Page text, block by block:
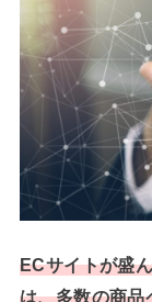
ECサイトが盛
は、多数の商品